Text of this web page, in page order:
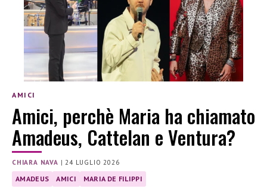
AMICI
Amici, perchè Maria ha chiamato
Amadeus, Cattelan e Ventura?
CHIARA NAVA |24 LUGLIO 2026
AMADEUS AMICI MARIA DE FILIPPI